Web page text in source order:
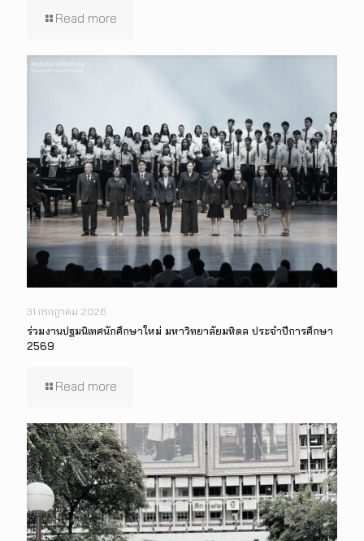
Read more
31 กรกฎาคม 2026
ร่วมงานปฐมนิเทศนักศึกษาใหม่ มหาวิทยาลัยมหิดล ประจำปีการศึกษา
2569
Read more